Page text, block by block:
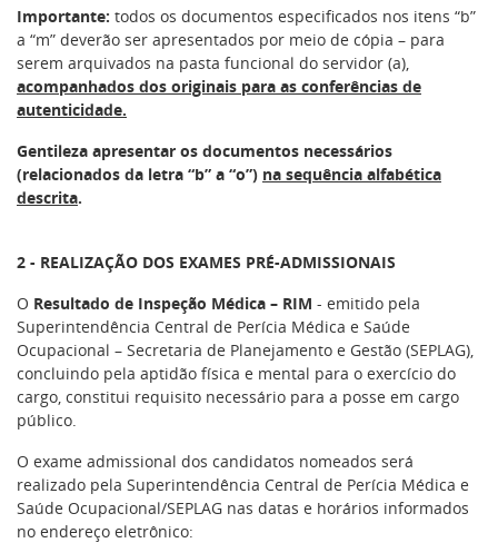
Importante: todos os documentos especificados nos itens “b”
a “m” deverão ser apresentados por meio de cópia – para
serem arquivados na pasta funcional do servidor (a),
acompanhados dos originais para as conferências de
autenticidade.
Gentileza apresentar os documentos necessários
(relacionados da letra “b” a “o”) na sequência alfabética
descrita.
2 - REALIZAÇÃO DOS EXAMES PRÉ-ADMISSIONAIS
O Resultado de Inspeção Médica – RIM - emitido pela
Superintendência Central de Perícia Médica e Saúde
Ocupacional – Secretaria de Planejamento e Gestão (SEPLAG),
concluindo pela aptidão física e mental para o exercício do
cargo, constitui requisito necessário para a posse em cargo
público.
O exame admissional dos candidatos nomeados será
realizado pela Superintendência Central de Perícia Médica e
Saúde Ocupacional/SEPLAG nas datas e horários informados
no endereço eletrônico: